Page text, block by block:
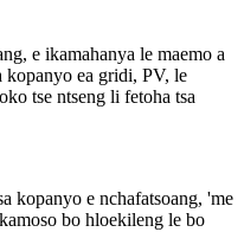
e ikamahanya le maemo a
kopanyo ea gridi, PV, le
tse ntseng li fetoha tsa
kopanyo e nchafatsoang, 'me
bo hloekileng le bo